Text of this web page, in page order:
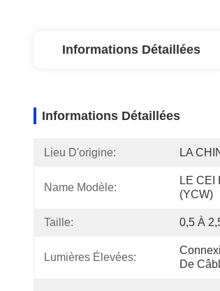
Informations Détaillées
Informations Détaillées
Lieu D'origine: LA
Name Modèle:
LE CEI
(YCW)
Taille: 0,5 À
Lumières Élevées:
De